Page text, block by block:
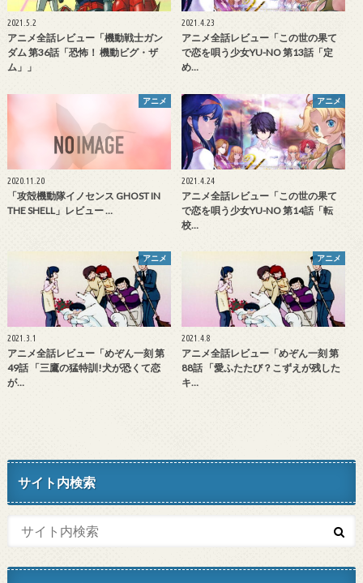
2021.5.2
アニメ全話レビュー「機動戦士ガン
ダム 第36話「恐怖！ 機動ビグ・ザ
ム」」
2021.4.23
アニメ全話レビュー「この世の果て
で恋を唄う少女YU-NO 第13話「定
め…
アニメ
2020.11.20
「攻殻機動隊イノセンス GHOST IN
THE SHELL」レビュー …
アニメ
2021.4.24
アニメ全話レビュー「この世の果て
で恋を唄う少女YU-NO 第14話「転
校…
アニメ
2021.3.1
アニメ全話レビュー「めぞん一刻 第
49話 「三鷹の猛特訓!犬が恐くて恋
が…
アニメ
2021.4.8
アニメ全話レビュー「めぞん一刻 第
88話 「愛ふたたび？こずえが残した
キ…
サイト内検索